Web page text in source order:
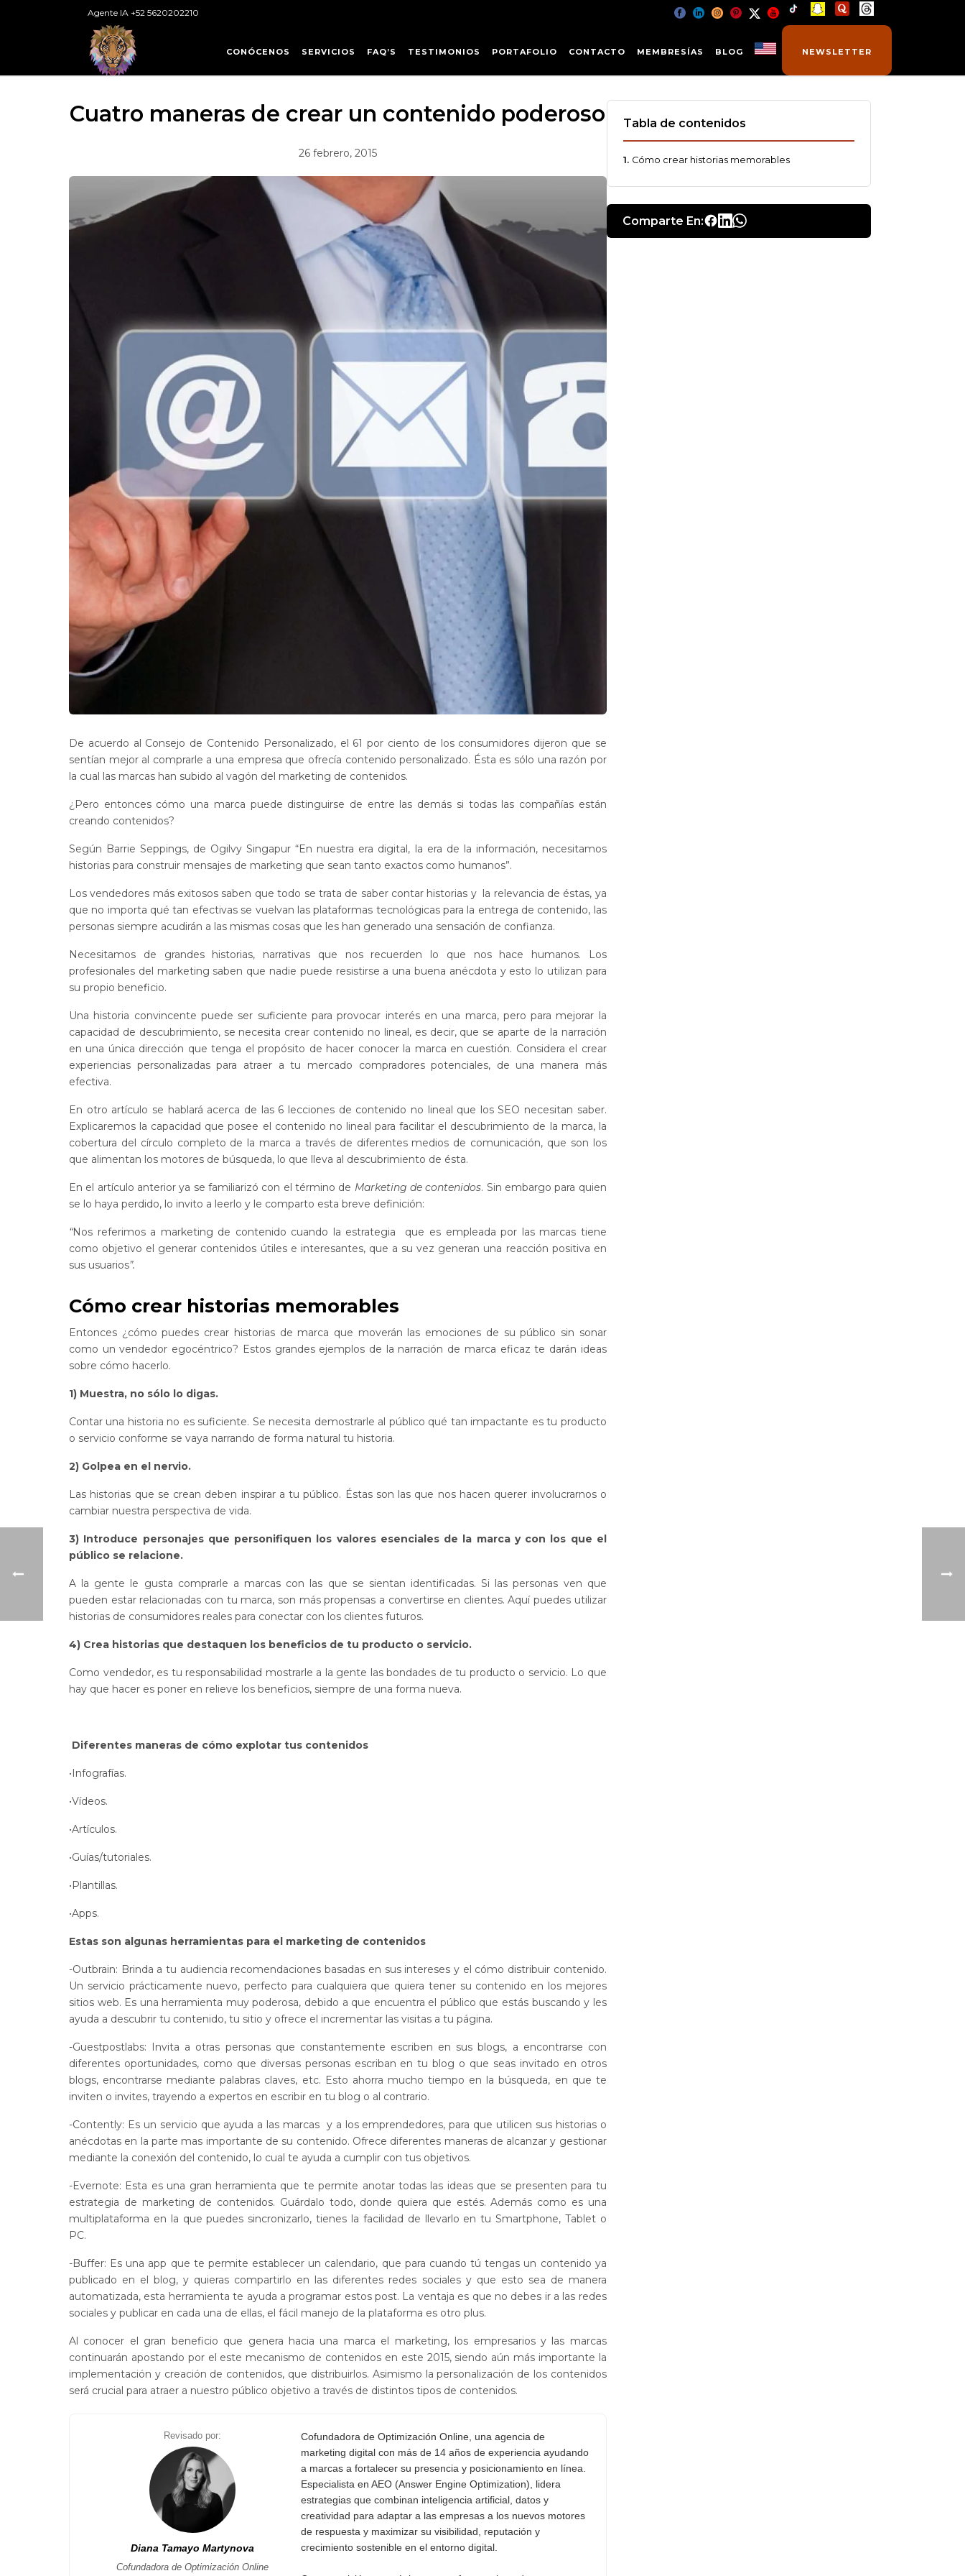
Agente IA +52 5620202210
CONÓCENOS SERVICIOS FAQ’S TESTIMONIOS PORTAFOLIO CONTACTO MEMBRESÍAS BLOG NEWSLETTER
Cuatro maneras de crear un contenido poderoso
26 febrero, 2015
De acuerdo al Consejo de Contenido Personalizado, el 61 por ciento de los consumidores dijeron que se
sentían mejor al comprarle a una empresa que ofrecía contenido personalizado. Ésta es sólo una razón por
la cual las marcas han subido al vagón del marketing de contenidos.
¿Pero entonces cómo una marca puede distinguirse de entre las demás si todas las compañías están
creando contenidos?
Según Barrie Seppings, de Ogilvy Singapur “En nuestra era digital, la era de la información, necesitamos
historias para construir mensajes de marketing que sean tanto exactos como humanos”.
Los vendedores más exitosos saben que todo se trata de saber contar historias y la relevancia de éstas, ya
que no importa qué tan efectivas se vuelvan las plataformas tecnológicas para la entrega de contenido, las
personas siempre acudirán a las mismas cosas que les han generado una sensación de confianza.
Necesitamos de grandes historias, narrativas que nos recuerden lo que nos hace humanos. Los
profesionales del marketing saben que nadie puede resistirse a una buena anécdota y esto lo utilizan para
su propio beneficio.
Una historia convincente puede ser suficiente para provocar interés en una marca, pero para mejorar la
capacidad de descubrimiento, se necesita crear contenido no lineal, es decir, que se aparte de la narración
en una única dirección que tenga el propósito de hacer conocer la marca en cuestión. Considera el crear
experiencias personalizadas para atraer a tu mercado compradores potenciales, de una manera más
efectiva.
En otro artículo se hablará acerca de las 6 lecciones de contenido no lineal que los SEO necesitan saber.
Explicaremos la capacidad que posee el contenido no lineal para facilitar el descubrimiento de la marca, la
cobertura del círculo completo de la marca a través de diferentes medios de comunicación, que son los
que alimentan los motores de búsqueda, lo que lleva al descubrimiento de ésta.
En el artículo anterior ya se familiarizó con el término de Marketing de contenidos. Sin embargo para quien
se lo haya perdido, lo invito a leerlo y le comparto esta breve definición:
“Nos referimos a marketing de contenido cuando la estrategia que es empleada por las marcas tiene
como objetivo el generar contenidos útiles e interesantes, que a su vez generan una reacción positiva en
sus usuarios”.
Cómo crear historias memorables
Entonces ¿cómo puedes crear historias de marca que moverán las emociones de su público sin sonar
como un vendedor egocéntrico? Estos grandes ejemplos de la narración de marca eficaz te darán ideas
sobre cómo hacerlo.
1) Muestra, no sólo lo digas.
Contar una historia no es suficiente. Se necesita demostrarle al público qué tan impactante es tu producto
o servicio conforme se vaya narrando de forma natural tu historia.
2) Golpea en el nervio.
Las historias que se crean deben inspirar a tu público. Éstas son las que nos hacen querer involucrarnos o
cambiar nuestra perspectiva de vida.
3) Introduce personajes que personifiquen los valores esenciales de la marca y con los que el
público se relacione.
A la gente le gusta comprarle a marcas con las que se sientan identificadas. Si las personas ven que
pueden estar relacionadas con tu marca, son más propensas a convertirse en clientes. Aquí puedes utilizar
historias de consumidores reales para conectar con los clientes futuros.
4) Crea historias que destaquen los beneficios de tu producto o servicio.
Como vendedor, es tu responsabilidad mostrarle a la gente las bondades de tu producto o servicio. Lo que
hay que hacer es poner en relieve los beneficios, siempre de una forma nueva.
Diferentes maneras de cómo explotar tus contenidos
•Infografías.
•Vídeos.
•Artículos.
•Guías/tutoriales.
•Plantillas.
•Apps.
Estas son algunas herramientas para el marketing de contenidos
-Outbrain: Brinda a tu audiencia recomendaciones basadas en sus intereses y el cómo distribuir contenido.
Un servicio prácticamente nuevo, perfecto para cualquiera que quiera tener su contenido en los mejores
sitios web. Es una herramienta muy poderosa, debido a que encuentra el público que estás buscando y les
ayuda a descubrir tu contenido, tu sitio y ofrece el incrementar las visitas a tu página.
-Guestpostlabs: Invita a otras personas que constantemente escriben en sus blogs, a encontrarse con
diferentes oportunidades, como que diversas personas escriban en tu blog o que seas invitado en otros
blogs, encontrarse mediante palabras claves, etc. Esto ahorra mucho tiempo en la búsqueda, en que te
inviten o invites, trayendo a expertos en escribir en tu blog o al contrario.
-Contently: Es un servicio que ayuda a las marcas y a los emprendedores, para que utilicen sus historias o
anécdotas en la parte mas importante de su contenido. Ofrece diferentes maneras de alcanzar y gestionar
mediante la conexión del contenido, lo cual te ayuda a cumplir con tus objetivos.
-Evernote: Esta es una gran herramienta que te permite anotar todas las ideas que se presenten para tu
estrategia de marketing de contenidos. Guárdalo todo, donde quiera que estés. Además como es una
multiplataforma en la que puedes sincronizarlo, tienes la facilidad de llevarlo en tu Smartphone, Tablet o
PC.
-Buffer: Es una app que te permite establecer un calendario, que para cuando tú tengas un contenido ya
publicado en el blog, y quieras compartirlo en las diferentes redes sociales y que esto sea de manera
automatizada, esta herramienta te ayuda a programar estos post. La ventaja es que no debes ir a las redes
sociales y publicar en cada una de ellas, el fácil manejo de la plataforma es otro plus.
Al conocer el gran beneficio que genera hacia una marca el marketing, los empresarios y las marcas
continuarán apostando por el este mecanismo de contenidos en este 2015, siendo aún más importante la
implementación y creación de contenidos, que distribuirlos. Asimismo la personalización de los contenidos
será crucial para atraer a nuestro público objetivo a través de distintos tipos de contenidos.
Revisado por:
Diana Tamayo Martynova
Cofundadora de Optimización Online
Cofundadora de Optimización Online, una agencia de
marketing digital con más de 14 años de experiencia ayudando
a marcas a fortalecer su presencia y posicionamiento en línea.
Especialista en AEO (Answer Engine Optimization), lidera
estrategias que combinan inteligencia artificial, datos y
creatividad para adaptar a las empresas a los nuevos motores
de respuesta y maximizar su visibilidad, reputación y
crecimiento sostenible en el entorno digital.
Tabla de contenidos
Cómo crear historias memorables
Comparte En: